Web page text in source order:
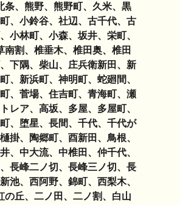
条、熊野、熊野町、久米、黒
、小鈴谷、社辺、古千代、古
小林町、小森、坂井、栄町、
南割、椎垂木、椎田奥、椎田
下隅、柴山、庄兵衛新田、新
、新浜町、神明町、蛇廻間、
、菅場、住吉町、青海町、瀬
レア、高坂、多屋、多屋町、
、堕星、長間、千代、千代が
掛、陶郷町、酉新田、鳥根、
、中大流、中椎田、仲千代、
長峰二ノ切、長峰三ノ切、長
池、西阿野、錦町、西梨木、
の丘、二ノ田、二ノ割、白山